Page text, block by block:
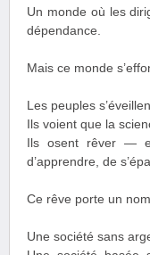
Un monde où les
dépendance.
Mais ce monde
Les peuples
Ils voient que la
Ils osent rêver —
d’apprendre, de
Ce rêve porte un
Une société sans